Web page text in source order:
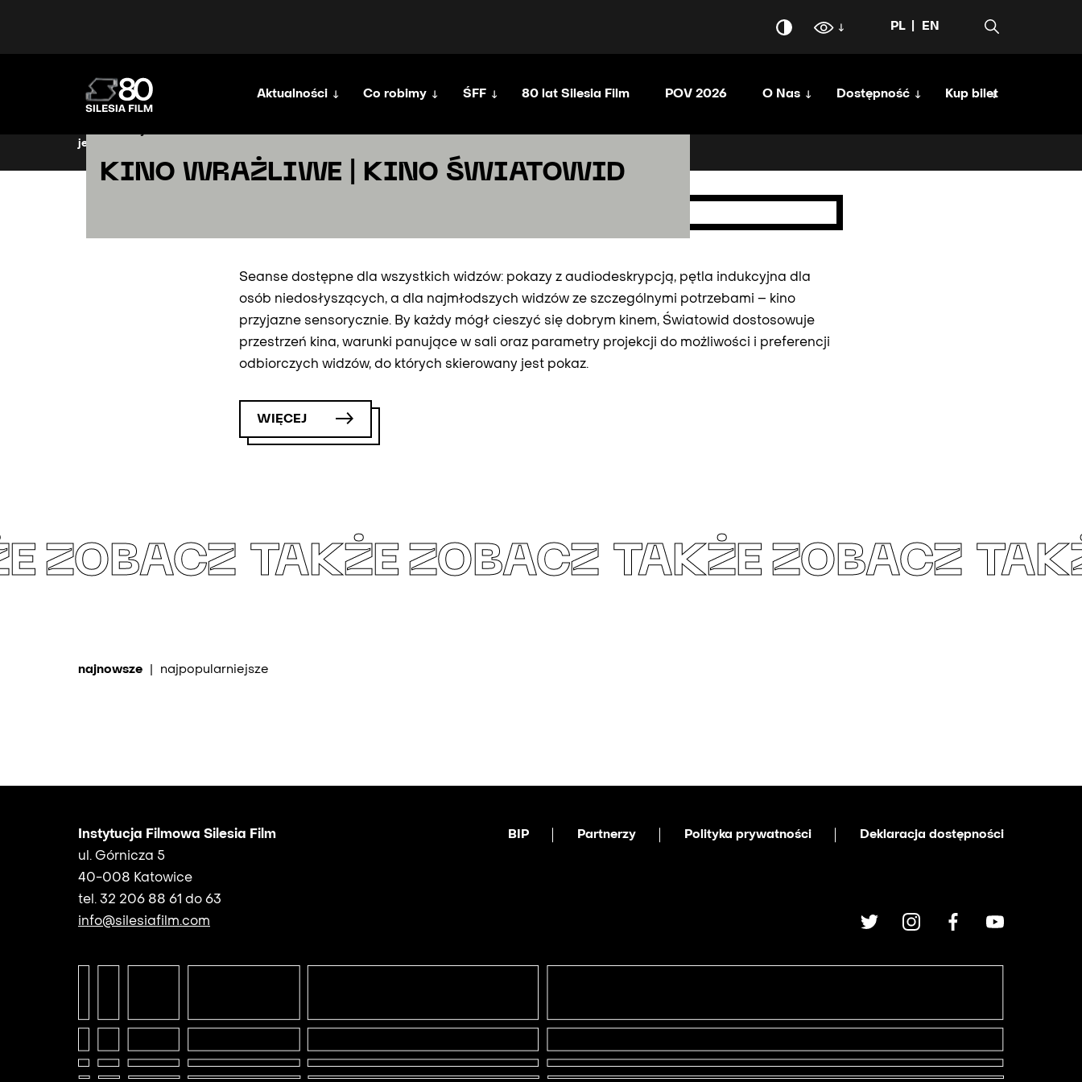
PL EN
Aktualności Co robimy ŚFF 80 lat Silesia Film POV 2026 O Nas Dostępność Kup bilet
jesteś tutaj:
KINO WRAŻLIWE | KINO ŚWIATOWID
Seanse dostępne dla wszystkich widzów: pokazy z audiodeskrypcją, pętla indukcyjna dla
osób niedosłyszących, a dla najmłodszych widzów ze szczególnymi potrzebami – kino
przyjazne sensorycznie. By każdy mógł cieszyć się dobrym kinem, Światowid dostosowuje
przestrzeń kina, warunki panujące w sali oraz parametry projekcji do możliwości i preferencji
odbiorczych widzów, do których skierowany jest pokaz.
WIĘCEJ
ZOBACZ TAKŻE ZOBACZ TAKŻE ZOBACZ
najnowsze najpopularniejsze
Instytucja Filmowa Silesia Film
ul. Górnicza 5
40-008 Katowice
tel. 32 206 88 61 do 63
info@silesiafilm.com
BIP Partnerzy Polityka prywatności Deklaracja dostępności